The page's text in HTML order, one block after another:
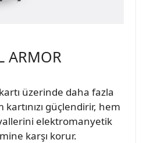
ARMOR
üzerinde daha fazla
güçlendirir, hem
elektromanyetik
karşı korur.